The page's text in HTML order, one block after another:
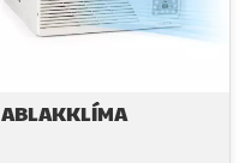
ABLAKKLÍMA